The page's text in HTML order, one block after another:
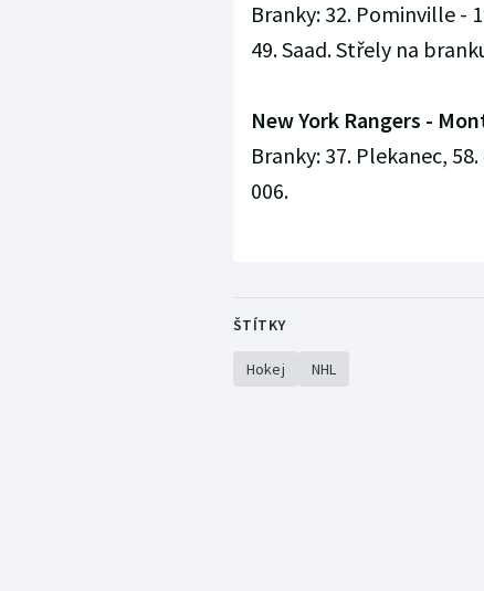
Branky: 32. Pominville -
49. Saad. Střely na
New York Rangers -
Branky: 37. Plekanec,
006.
ŠTÍTKY
Hokej NHL